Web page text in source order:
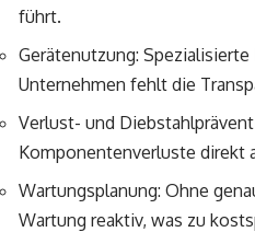
führt.
Gerätenutzung:
Unternehmen fehlt die
Verlust- und
Komponentenverluste direkt
Wartungsplanung: Ohne
Wartung reaktiv, was zu